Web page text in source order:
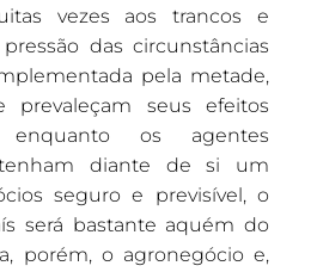
vezes aos trancos e
das circunstâncias
pela metade,
seus efeitos
enquanto os agentes
diante de si um
seguro e previsível, o
será bastante aquém do
porém, o agronegócio e,